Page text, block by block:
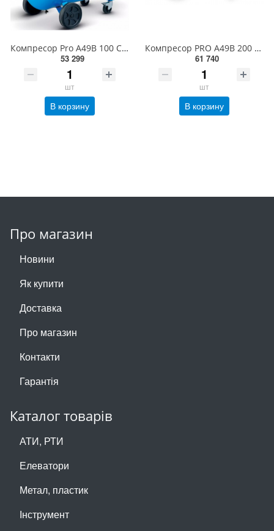
Компресор Pro A49B 100 CT3 4116000250
53 299
шт
В корзину
Компресор PRO A49B 200 CT3
61 740
шт
В корзину
Про магазин
Новини
Як купити
Доставка
Про магазин
Контакти
Гарантія
Каталог товарів
АТИ, РТИ
Елеватори
Метал, пластик
Інструмент